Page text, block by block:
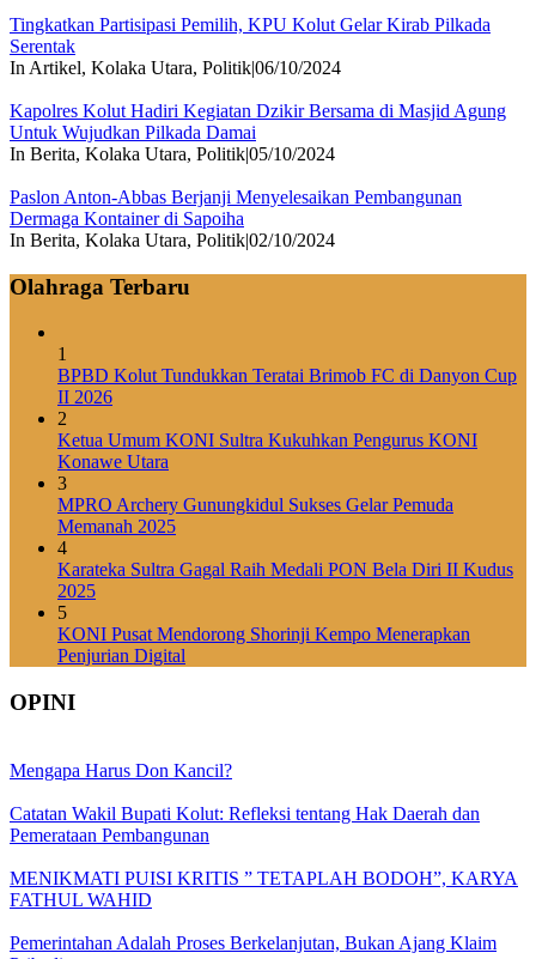
Tingkatkan Partisipasi Pemilih, KPU Kolut Gelar Kirab Pilkada
Serentak
In Artikel, Kolaka Utara, Politik|06/10/2024
Kapolres Kolut Hadiri Kegiatan Dzikir Bersama di Masjid Agung
Untuk Wujudkan Pilkada Damai
In Berita, Kolaka Utara, Politik|05/10/2024
Paslon Anton-Abbas Berjanji Menyelesaikan Pembangunan
Dermaga Kontainer di Sapoiha
In Berita, Kolaka Utara, Politik|02/10/2024
Olahraga Terbaru
1
BPBD Kolut Tundukkan Teratai Brimob FC di Danyon Cup
II 2026
2
Ketua Umum KONI Sultra Kukuhkan Pengurus KONI
Konawe Utara
3
MPRO Archery Gunungkidul Sukses Gelar Pemuda
Memanah 2025
4
Karateka Sultra Gagal Raih Medali PON Bela Diri II Kudus
2025
5
KONI Pusat Mendorong Shorinji Kempo Menerapkan
Penjurian Digital
OPINI
Mengapa Harus Don Kancil?
Catatan Wakil Bupati Kolut: Refleksi tentang Hak Daerah dan
Pemerataan Pembangunan
MENIKMATI PUISI KRITIS ” TETAPLAH BODOH”, KARYA
FATHUL WAHID
Pemerintahan Adalah Proses Berkelanjutan, Bukan Ajang Klaim